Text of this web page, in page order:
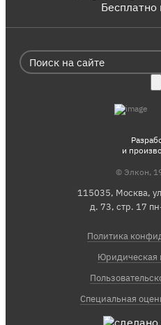
Бесплатно
и
© Элкон,
Политика
Юридическая
Специальная
115035, Москва,
д. 73, стр. 17